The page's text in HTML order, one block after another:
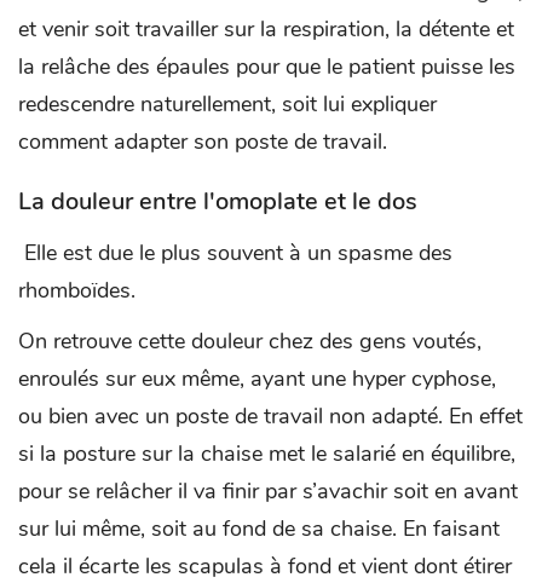
et venir soit travailler sur la respiration, la détente et
la relâche des épaules pour que le patient puisse les
redescendre naturellement, soit lui expliquer
comment adapter son poste de travail.
La douleur entre l'omoplate et le dos
Elle est due le plus souvent à un spasme des
rhomboïdes.
On retrouve cette douleur chez des gens voutés,
enroulés sur eux même, ayant une hyper cyphose,
ou bien avec un poste de travail non adapté. En effet
si la posture sur la chaise met le salarié en équilibre,
pour se relâcher il va finir par s’avachir soit en avant
sur lui même, soit au fond de sa chaise. En faisant
cela il écarte les scapulas à fond et vient dont étirer